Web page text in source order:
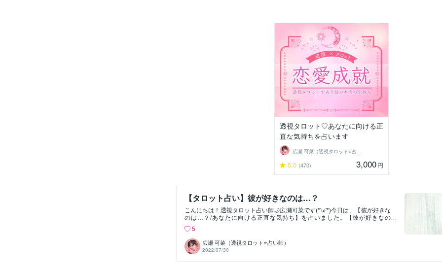
透視タロット♡あなたに向ける正
直な気持ちを占います
5.0 (470) 3,000円
【タロット占い】彼が好きなのは…？
こんにちは！透視タロット占い師🌙広瀬可菜です(*'ω'*)今日は、【彼が好きな
のは…？/あなたに向ける正直な気持ち】を占いました。【彼が好きなの
は…？/あなたに向ける正直な気持ち】☆現在彼が好きなのは○○さんです。気
持ちはしっかり向いています。今はまだ、気持ちと行動が伴わないように感
じると思いますが、目に見える行動、○○さんにわかりやすい行動やアピール
をしないだけで、彼はしっかりと目標に向かって（○○さんと恋人になる）進
んでいました。彼は過程もそれなりに楽しむけど、○○さんとの場合は結果を
重視します。お付き合いをする未来を叶えるために、今の自分に必要なこ
5
広瀬 可菜（透視タロット⭐占い師）
2022/07/30